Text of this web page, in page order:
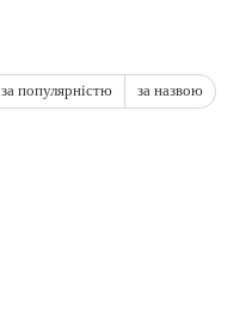
за популярністю за назвою